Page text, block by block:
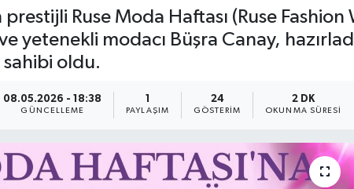
Ruse Moda Haftası (Ruse Fashion
yetenekli modacı Büşra Canay,
oldu.
08.05.2026 - 18:38
GÜNCELLEME PAYLAŞIM
24
GÖSTERIM
2 DK
OKUNMA SÜRESI